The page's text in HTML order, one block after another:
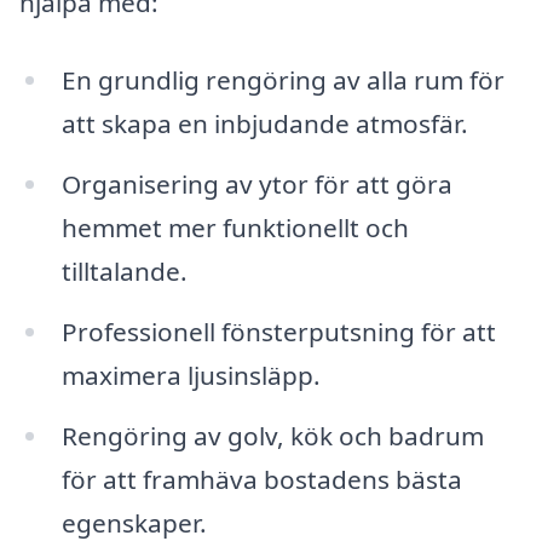
En grundlig rengöring av alla rum för
att skapa en inbjudande atmosfär.
Organisering av ytor för att göra
hemmet mer funktionellt och
tilltalande.
Professionell fönsterputsning för att
maximera ljusinsläpp.
Rengöring av golv, kök och badrum
för att framhäva bostadens bästa
egenskaper.